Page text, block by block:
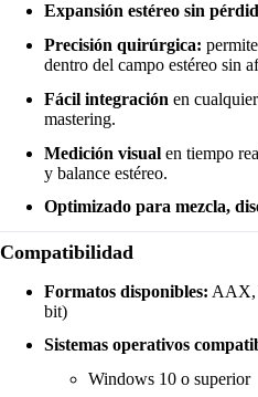
Expansión estéreo sin
Precisión quirúrgica:
dentro del campo estéreo sin
Fácil integración en
mastering.
Medición visual en tiempo
y balance estéreo.
Optimizado para mezcla,
Compatibilidad
Formatos disponibles: AAX,
bit)
Sistemas operativos
Windows 10 o superior